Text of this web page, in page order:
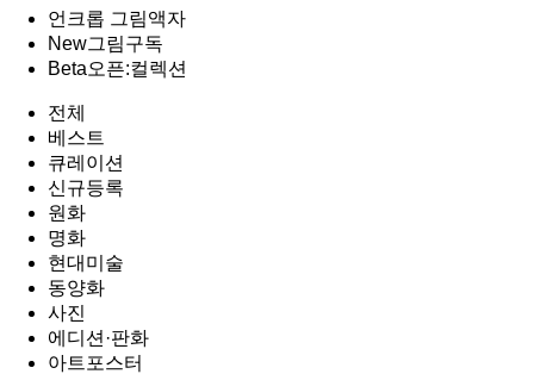
언크롭 그림액자
New그림구독
Beta오픈:컬렉션
전체
베스트
큐레이션
신규등록
원화
명화
현대미술
동양화
사진
에디션·판화
아트포스터